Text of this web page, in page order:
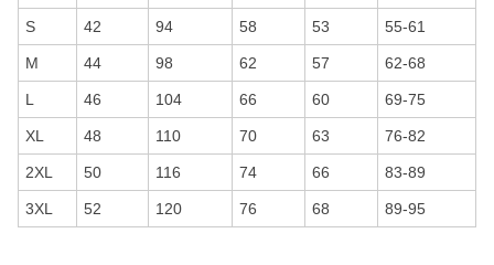
S 42 94 58 53 55-61
M 44 98 62 57 62-68
L 46 104 66 60 69-75
XL 48 110 70 63 76-82
2XL 50 116 74 66 83-89
3XL 52 120 76 68 89-95